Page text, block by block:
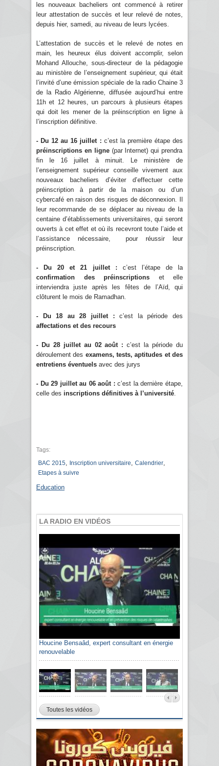
les nouveaux bacheliers ont commencé à retirer
leur attestation de succès et leur relevé de notes,
depuis hier, samedi, au niveau de leurs lycées.
L’attestation de succès et le relevé de notes en
main, les heureux élus doivent accomplir, selon
Mohand Allouche, sous-directeur de la pédagogie
au ministère de l’enseignement supérieur, qui était
l’invité d’une émission spéciale de la radio Chaine 3
de la Radio Algérienne, diffusée aujourd’hui entre
11h et 12 heures, un parcours à plusieurs étapes
qui doit les mener de la préinscription en ligne à
l’inscription définitive.
- Du 12 au 16 juillet : c’est la première étape des
préinscriptions en ligne(par Internet) qui prendra
fin le 16 juillet à minuit. Le ministère de
l’enseignement supérieur conseille vivement aux
nouveaux bacheliers d’éviter d’effectuer cette
préinscription à partir de la maison ou d’un
cybercafé en raison des risques de déconnexion. Il
leur recommande de se déplacer au niveau de la
centaine d’établissements universitaires, qui seront
ouverts à cet effet et où ils recevront toute l’aide et
l’assistance nécessaire, pour réussir leur
préinscription.
- Du 20 et 21 juillet : c’est l’étape de la
confirmation des préinscriptions et elle
interviendra juste après les fêtes de l’Aïd, qui
clôturent le mois de Ramadhan.
- Du 18 au 28 juillet : c’est la période des
affectations et des recours
- Du 28 juillet au 02 août : c’est la période du
déroulement des examens, tests, aptitudes et des
entretiens éventuels avec des jurys
- Du 29 juillet au 06 août : c’est la dernière étape,
celle des inscriptions définitives à l’université
Tags:
BAC 2015
Inscription universitaire Calendrier
Etapes à suivre
Education
LA RADIO EN VIDÉOS
Houcine Bensaâd, expert consultant en énergie
renouvelable
Toutes les vidéos